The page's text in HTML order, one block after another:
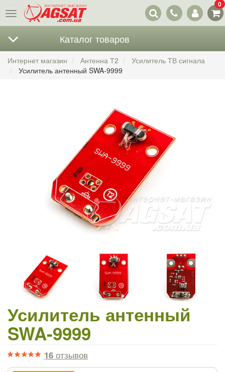
Меню
Наши
контакты
0
Каталог товаров
Интернет магазин Антенна Т2
Усилитель ТВ сигнала
Усилитель антенный SWA-9999
Усилитель антенный
SWA-9999
16 отзывов